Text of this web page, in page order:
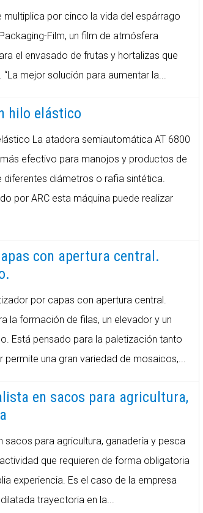
multiplica por cinco la vida del espárrago
Film, un film de atmósfera
el envasado de frutas y hortalizas que
mejor solución para aumentar la...
hilo elástico
La atadora semiautomática AT 6800
efectivo para manojos y productos de
diámetros o rafia sintética.
por ARC esta máquina puede realizar
con apertura central.
por capas con apertura central.
la formación de filas, un elevador y un
Está pensado para la paletización tanto
una gran variedad de mosaicos,...
en sacos para agricultura,
sacos para agricultura, ganadería y pesca
que requieren de forma obligatoria
experiencia. Es el caso de la empresa
trayectoria en la...